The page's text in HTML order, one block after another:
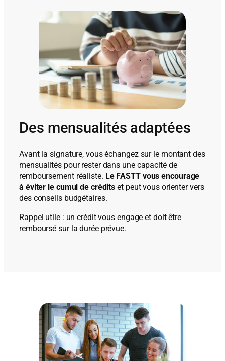
Des mensualités adaptées
Avant la signature, vous échangez sur le montant des
mensualités pour rester dans une capacité de
remboursement réaliste. Le FASTT vous encourage
à éviter le cumul de crédits et peut vous orienter vers
des conseils budgétaires.
Rappel utile : un crédit vous engage et doit être
remboursé sur la durée prévue.